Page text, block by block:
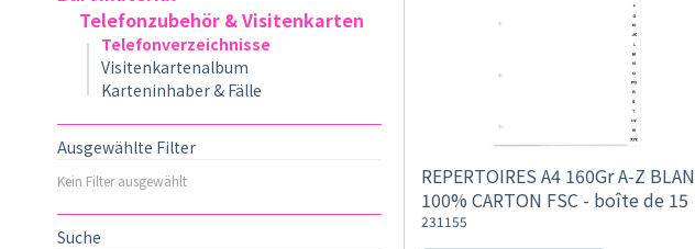
Telefonzubehör & Visitenkarten
Telefonverzeichnisse
Visitenkartenalbum
Karteninhaber & Fälle
Ausgewählte Filter
Kein Filter ausgewählt
Suche
REPERTOIRES A4 160Gr A-Z
100% CARTON FSC - boîte de 15
231155